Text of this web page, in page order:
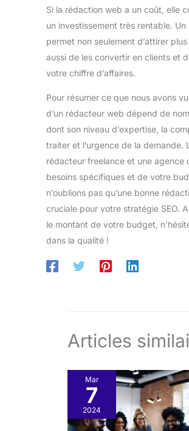
Si la rédaction web a un coût, elle
un investissement très rentable.
permet non seulement d’attirer
aussi de les convertir en clients et
votre chiffre d’affaires.
Pour résumer ce que nous avons
d’un rédacteur web dépend de
dont son niveau d’expertise, la
traiter et l’urgence de la demande.
rédacteur freelance et une agence
besoins spécifiques et de votre
n’oublions pas qu’une bonne
cruciale pour votre stratégie SEO.
le montant de votre budget,
dans la qualité !
Articles
Mar
7
2024